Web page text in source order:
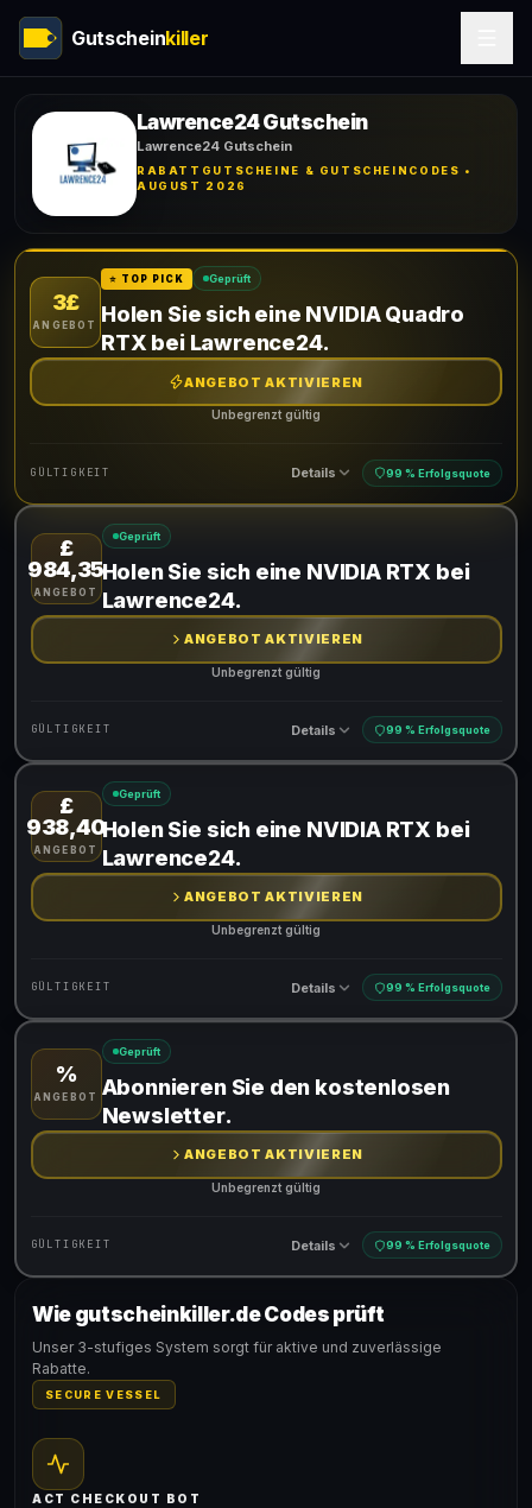
Gutscheinkiller
Lawrence24 Gutschein
Lawrence24 Gutschein
RABATTGUTSCHEINE & GUTSCHEINCODES •
AUGUST 2026
3£
ANGEBOT
⭐ TOP PICK Geprüft
Holen Sie sich eine NVIDIA Quadro
RTX bei Lawrence24.
ANGEBOT AKTIVIEREN
Unbegrenzt gültig
GÜLTIGKEIT Details 99 % Erfolgsquote
Gültig für teilnehmende Produkte
£
984,35
ANGEBOT
Geprüft
Holen Sie sich eine NVIDIA RTX bei
Lawrence24.
ANGEBOT AKTIVIEREN
Unbegrenzt gültig
GÜLTIGKEIT Details 99 % Erfolgsquote
Gültig für teilnehmende Produkte
£
938,40
ANGEBOT
Geprüft
Holen Sie sich eine NVIDIA RTX bei
Lawrence24.
ANGEBOT AKTIVIEREN
Unbegrenzt gültig
GÜLTIGKEIT Details 99 % Erfolgsquote
Gültig für teilnehmende Produkte
%
ANGEBOT
Geprüft
Abonnieren Sie den kostenlosen
Newsletter.
ANGEBOT AKTIVIEREN
Unbegrenzt gültig
GÜLTIGKEIT Details 99 % Erfolgsquote
Gültig für teilnehmende Produkte
Wie gutscheinkiller.de Codes prüft
Unser 3-stufiges System sorgt für aktive und zuverlässige
Rabatte.
SECURE VESSEL
ACT CHECKOUT BOT